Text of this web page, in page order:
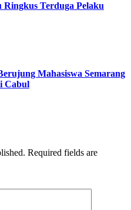
Terduga Pelaku
Mahasiswa Semarang
Cabul
Required fields are